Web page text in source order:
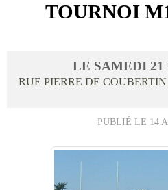
TOURNOI
LE SAMEDI 21
RUE PIERRE DE COUBERTIN
PUBLIÉ LE 14